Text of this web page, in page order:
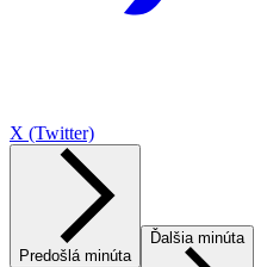
X (Twitter)
Predošlá minúta
Ďalšia minúta